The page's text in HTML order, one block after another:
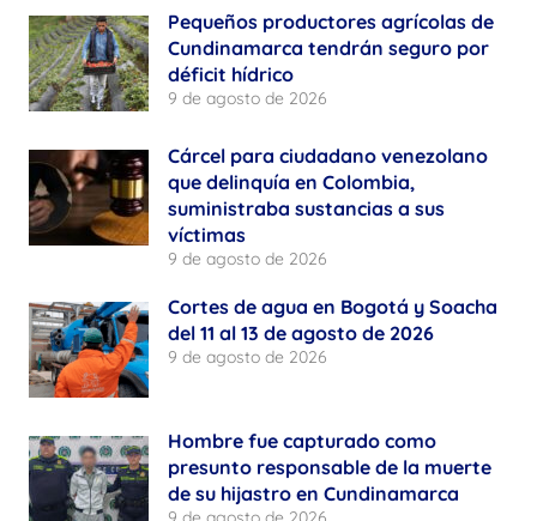
Pequeños productores agrícolas de
Cundinamarca tendrán seguro por
déficit hídrico
9 de agosto de 2026
Cárcel para ciudadano venezolano
que delinquía en Colombia,
suministraba sustancias a sus
víctimas
9 de agosto de 2026
Cortes de agua en Bogotá y Soacha
del 11 al 13 de agosto de 2026
9 de agosto de 2026
Hombre fue capturado como
presunto responsable de la muerte
de su hijastro en Cundinamarca